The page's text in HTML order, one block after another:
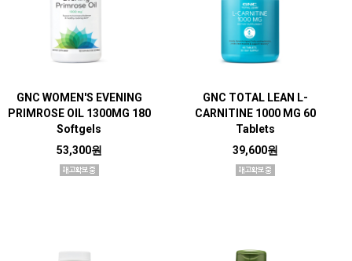
GNC WOMEN'S EVENING
PRIMROSE OIL 1300MG 180
Softgels
53,300원
GNC TOTAL LEAN L-
CARNITINE 1000 MG 60
Tablets
39,600원